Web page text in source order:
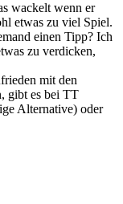
wackelt wenn er
etwas zu viel Spiel.
einen Tipp? Ich
zu verdicken,
mit den
gibt es bei TT
Alternative) oder